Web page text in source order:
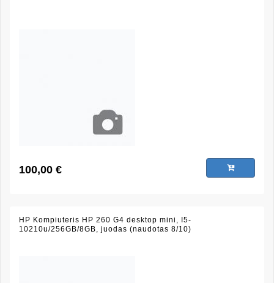
100,00 €
HP Kompiuteris HP 260 G4 desktop mini, I5-
10210u/256GB/8GB, juodas (naudotas 8/10)